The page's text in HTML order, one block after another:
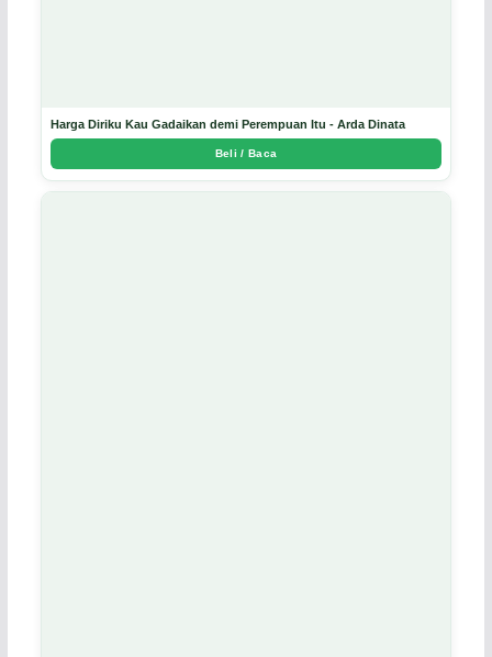
Harga Diriku Kau Gadaikan demi Perempuan Itu - Arda Dinata
Beli / Baca